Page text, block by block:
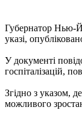
Губернатор Нью-
указі,
У документі
госпіталізацій,
Згідно з указом,
можливого